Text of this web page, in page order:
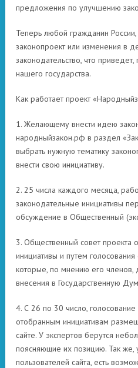
предложения по улучшению
Теперь любой гражданин
законопроект или изменения в
законодательство, что
нашего государства.
Как работает проект
1. Желающему внести идею
народныйзакон.рф в раздел
выбрать нужную тематику
внести свою инициативу.
2. 25 числа каждого месяца,
законодательные инициативы
обсуждение в Общественный
3. Общественный совет проекта
инициативы и путем голосования
которые, по мнению его членов,
внесения в Государственную
4. С 26 по 30 число,
отобранным инициативам
сайте. У экспертов берутся
поясняющие их позицию. Так же,
пользователей сайта, есть